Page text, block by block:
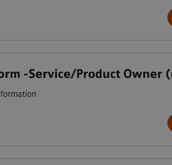
-Service/Product Owner